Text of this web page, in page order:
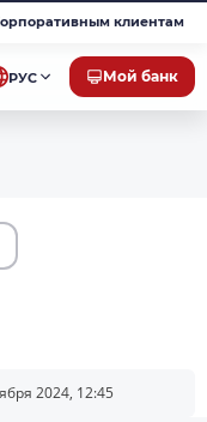
клиентам
РУС Мой банк
2024, 12:45